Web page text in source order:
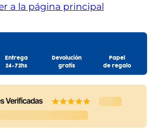
a la página principal
Entrega
24-72hs
Devolución
gratis
Papel
de regalo